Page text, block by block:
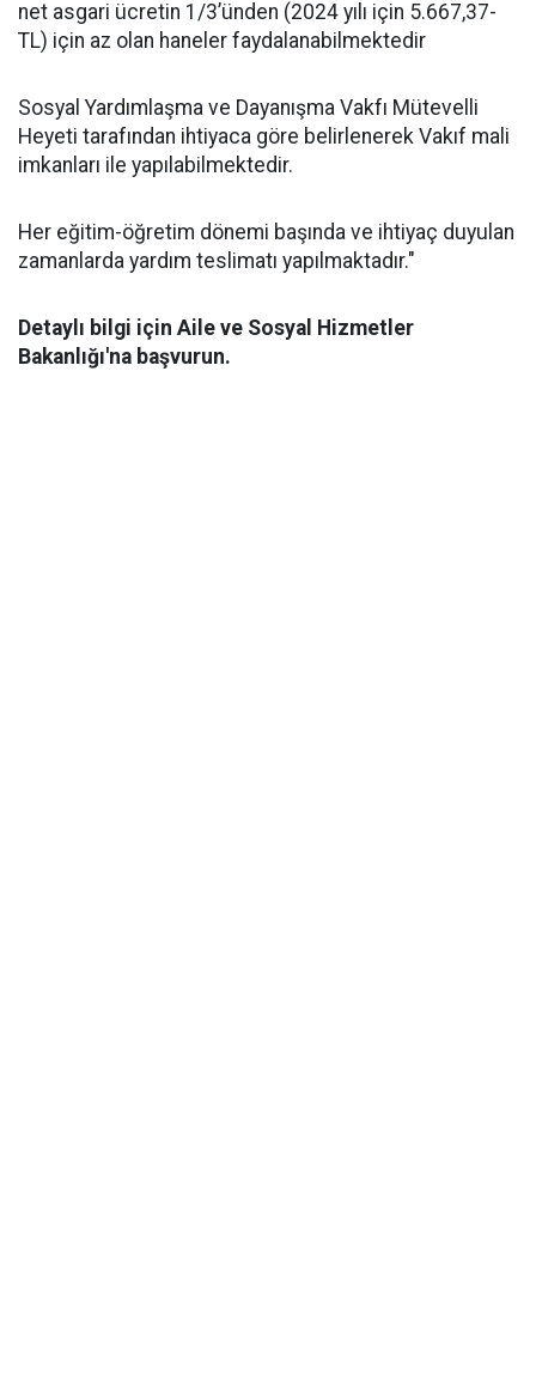
net asgari ücretin 1/3’ünden (2024 yılı için 5.667,37-
TL) için az olan haneler faydalanabilmektedir
Sosyal Yardımlaşma ve Dayanışma Vakfı Mütevelli
Heyeti tarafından ihtiyaca göre belirlenerek Vakıf mali
imkanları ile yapılabilmektedir.
Her eğitim-öğretim dönemi başında ve ihtiyaç duyulan
zamanlarda yardım teslimatı yapılmaktadır."
Detaylı bilgi için Aile ve Sosyal Hizmetler
Bakanlığı'na başvurun.